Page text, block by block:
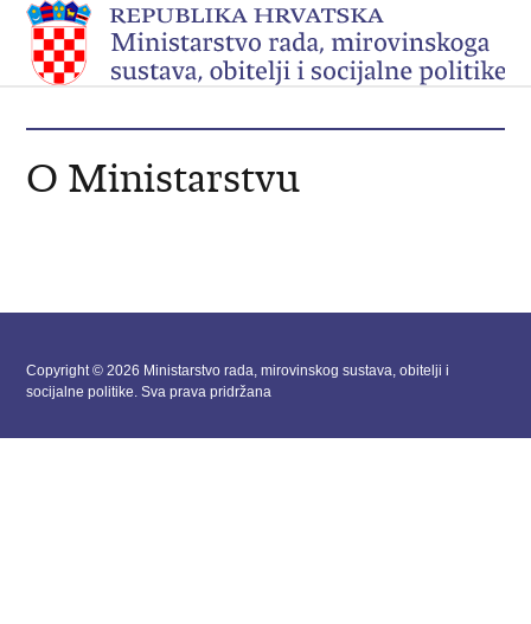
O Ministarstvu
Copyright © 2026 Ministarstvo rada, mirovinskog sustava, obitelji i
socijalne politike. Sva prava pridržana